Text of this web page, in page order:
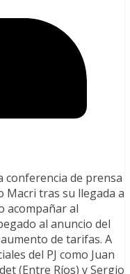
conferencia de prensa
Macri tras su llegada a
acompañar al
al anuncio del
de tarifas. A
del PJ como Juan
(Entre Ríos) y Sergio